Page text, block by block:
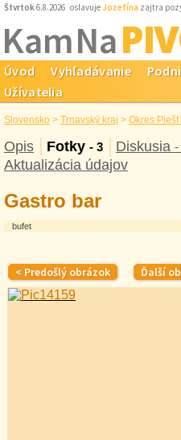
Štvrtok6.8.2026 oslavuje Jozefína zajtra
Kam Na
Úvod Vyhľadávanie
Užívatelia
Slovensko > Trnavský kraj > Okres
Opis Fotky - 3 Diskusia -
Aktualizácia údajov
Gastro bar
bufet